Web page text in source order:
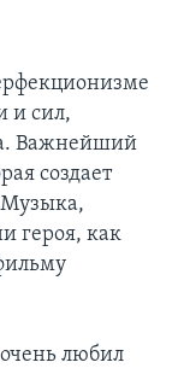
и сил,
Важнейший
создает
героя, как
любил